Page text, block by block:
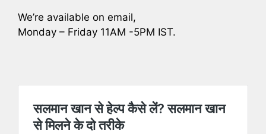
We’re available on email,
Monday – Friday 11AM -5PM IST.